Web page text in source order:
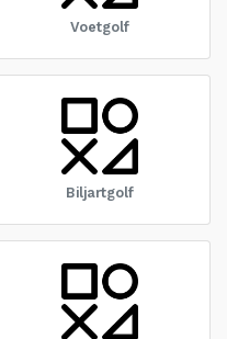
Voetgolf
Biljartgolf